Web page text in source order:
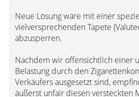
Neue Lösung wäre mit einer
vielversprechenden Tapete
abzusperren.
Nachdem wir offensichtlich einer
Belastung durch den
Verkäufers ausgesetzt sind,
äußerst unfair diesen versteckten